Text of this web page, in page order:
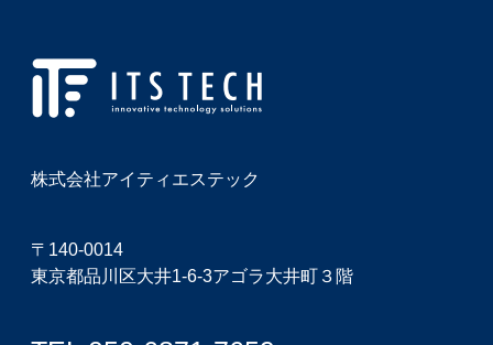
株式会社アイティエステック
〒140-0014
東京都品川区大井1-6-3アゴラ大井町３階